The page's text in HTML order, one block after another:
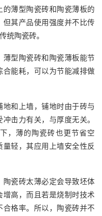
薄型陶瓷砖和陶瓷薄板的
其产品使用强度并不比传
统陶瓷砖。
型陶瓷砖和陶瓷薄板能节
能耗，可以为节能减排做
和上墙，铺地时由于砖与
击力有关，与厚度无关。
，薄的陶瓷砖也更节省空
轻，其应用上墙安全性反
瓷砖太薄必定会导致坯体
高，而且若是烧制时技术
格率。所以，陶瓷砖并不